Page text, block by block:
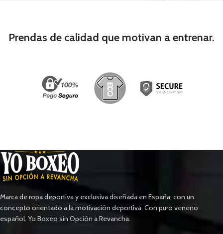
Prendas de calidad que motivan a entrenar.
Marca de ropa deportiva y exclusiva diseñada en España, con un
concepto orientado a la motivación deportiva. Con puro veneno
español. Yo Boxeo sin Opción a Revancha.